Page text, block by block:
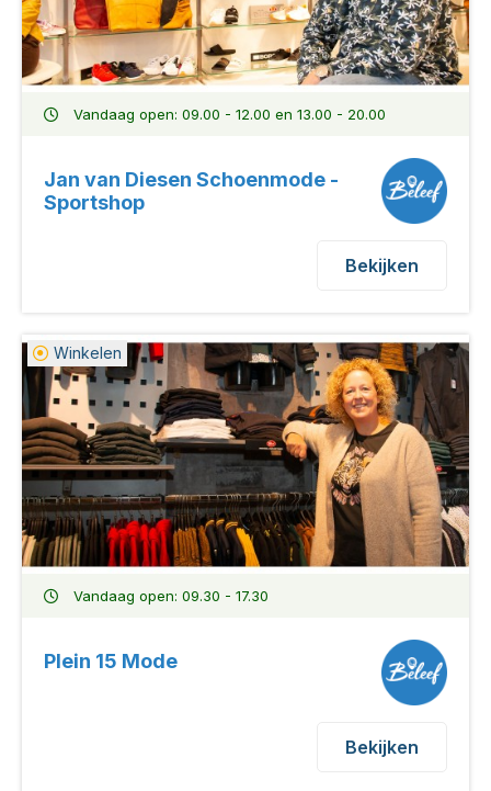
Vandaag open: 09.00 - 12.00 en 13.00 - 20.00
Jan van Diesen Schoenmode -
Sportshop
Bekijken
Winkelen
Vandaag open: 09.30 - 17.30
Plein 15 Mode
Bekijken